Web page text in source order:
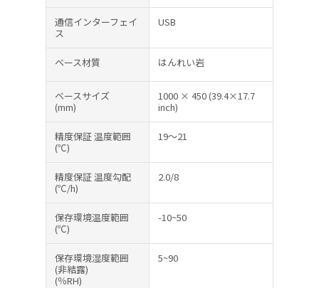
通信インターフェイ
ス
USB
ベース材質 はんれい岩
ベースサイズ
(mm)
1000 × 450 (39.4×17.7
inch)
精度保証 温度範囲
(℃)
19～21
精度保証 温度勾配
(℃/h)
2.0/8
保存環境温度範囲
(℃)
-10~50
保存環境湿度範囲
(非結露)
(％RH)
5~90